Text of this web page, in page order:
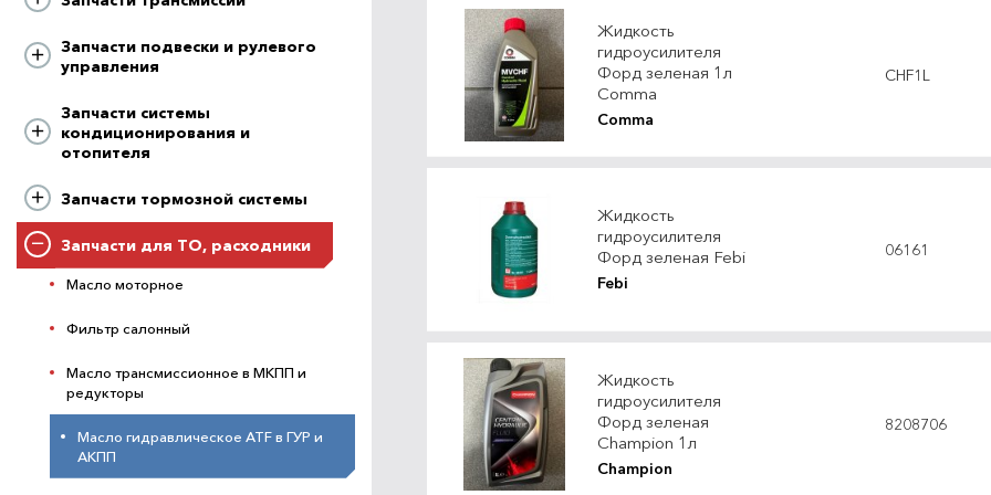
Запчасти подвески и рулевого
управления
Запчасти системы
кондиционирования и
отопителя
Запчасти тормозной системы
Запчасти для ТО, расходники
Масло моторное
Фильтр салонный
Масло трансмиссионное в МКПП и
редукторы
Масло гидравлическое ATF в ГУР и
АКПП
Жидкость
гидроусилителя
Форд зеленая 1л
Comma
Comma
CHF1L
Жидкость
гидроусилителя
Форд зеленая Febi
Febi
06161
Жидкость
гидроусилителя
Форд зеленая
Champion 1л
Champion
8208706